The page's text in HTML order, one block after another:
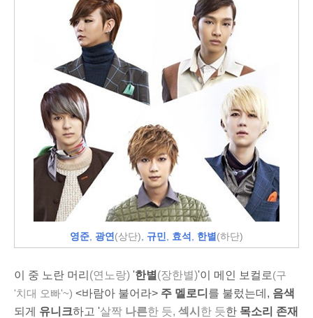
영준 광연 (상단) 규민 효석 한별 (하단)
이 중 노란 머리 (연노랑) '한별 (장한별)'이 메인 보컬로(구
'치대 오빠'~) <바람아 불어라> 주 멜로디 를 불렀는데, 음색
되게 유니크하고 '살짝 나른한 듯, 섹시 한 듯한 목소리 존재